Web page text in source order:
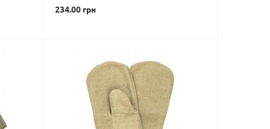
234.00 грн